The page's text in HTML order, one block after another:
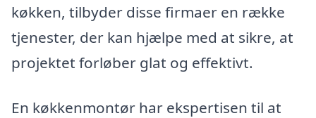
køkken, tilbyder disse firmaer en række
tjenester, der kan hjælpe med at sikre, at
projektet forløber glat og effektivt.
En køkkenmontør har ekspertisen til at